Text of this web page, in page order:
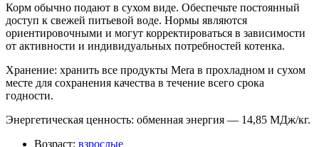
Корм обычно подают в сухом виде. Обеспечьте постоянный
доступ к свежей питьевой воде. Нормы являются
ориентировочными и могут корректироваться в зависимости
от активности и индивидуальных потребностей котенка.
Хранение: хранить все продукты Mera в прохладном и сухом
месте для сохранения качества в течение всего срока
годности.
Энергетическая ценность: обменная энергия — 14,85 МДж/кг.
Возраст: взрослые